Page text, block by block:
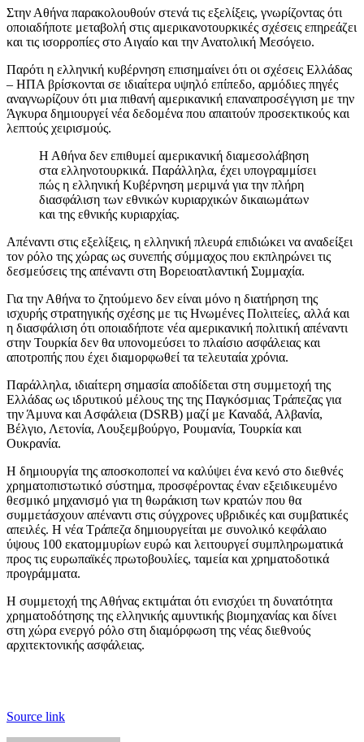
Στην Αθήνα παρακολουθούν στενά τις εξελίξεις, γνωρίζοντας ότι
οποιαδήποτε μεταβολή στις αμερικανοτουρκικές σχέσεις επηρεάζει
και τις ισορροπίες στο Αιγαίο και την Ανατολική Μεσόγειο.
Παρότι η ελληνική κυβέρνηση επισημαίνει ότι οι σχέσεις Ελλάδας
– ΗΠΑ βρίσκονται σε ιδιαίτερα υψηλό επίπεδο, αρμόδιες πηγές
αναγνωρίζουν ότι μια πιθανή αμερικανική επαναπροσέγγιση με την
Άγκυρα δημιουργεί νέα δεδομένα που απαιτούν προσεκτικούς και
λεπτούς χειρισμούς.
Η Αθήνα δεν επιθυμεί αμερικανική διαμεσολάβηση
στα ελληνοτουρκικά. Παράλληλα, έχει υπογραμμίσει
πώς η ελληνική Κυβέρνηση μεριμνά για την πλήρη
διασφάλιση των εθνικών κυριαρχικών δικαιωμάτων
και της εθνικής κυριαρχίας.
Απέναντι στις εξελίξεις, η ελληνική πλευρά επιδιώκει να αναδείξει
τον ρόλο της χώρας ως συνεπής σύμμαχος που εκπληρώνει τις
δεσμεύσεις της απέναντι στη Βορειοατλαντική Συμμαχία.
Για την Αθήνα το ζητούμενο δεν είναι μόνο η διατήρηση της
ισχυρής στρατηγικής σχέσης με τις Ηνωμένες Πολιτείες, αλλά και
η διασφάλιση ότι οποιαδήποτε νέα αμερικανική πολιτική απέναντι
στην Τουρκία δεν θα υπονομεύσει το πλαίσιο ασφάλειας και
αποτροπής που έχει διαμορφωθεί τα τελευταία χρόνια.
Παράλληλα, ιδιαίτερη σημασία αποδίδεται στη συμμετοχή της
Ελλάδας ως ιδρυτικού μέλους της της Παγκόσμιας Τράπεζας για
την Άμυνα και Ασφάλεια (DSRB) μαζί με Καναδά, Αλβανία,
Βέλγιο, Λετονία, Λουξεμβούργο, Ρουμανία, Τουρκία και
Ουκρανία.
Η δημιουργία της αποσκοποπεί να καλύψει ένα κενό στο διεθνές
χρηματοπιστωτικό σύστημα, προσφέροντας έναν εξειδικευμένο
θεσμικό μηχανισμό για τη θωράκιση των κρατών που θα
συμμετάσχουν απέναντι στις σύγχρονες υβριδικές και συμβατικές
απειλές. Η νέα Τράπεζα δημιουργείται με συνολικό κεφάλαιο
ύψους 100 εκατομμυρίων ευρώ και λειτουργεί συμπληρωματικά
προς τις ευρωπαϊκές πρωτοβουλίες, ταμεία και χρηματοδοτικά
προγράμματα.
Η συμμετοχή της Αθήνας εκτιμάται ότι ενισχύει τη δυνατότητα
χρηματοδότησης της ελληνικής αμυντικής βιομηχανίας και δίνει
στη χώρα ενεργό ρόλο στη διαμόρφωση της νέας διεθνούς
αρχιτεκτονικής ασφάλειας.
Source link